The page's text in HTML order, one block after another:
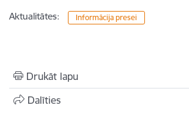
Aktualitātes: Informācija presei
Drukāt lapu
Dalīties